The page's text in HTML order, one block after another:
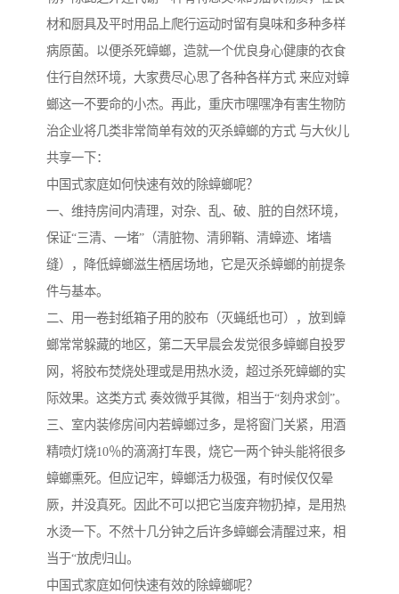
材和厨具及平时用品上爬行运动时留有臭味和多种多样
病原菌。以便杀死蟑螂，造就一个优良身心健康的衣食
住行自然环境，大家费尽心思了各种各样方式 来应对蟑
螂这一不要命的小杰。再此，重庆市嘿嘿净有害生物防
治企业将几类非常简单有效的灭杀蟑螂的方式 与大伙儿
共享一下：
中国式家庭如何快速有效的除蟑螂呢？
一、维持房间内清理，对杂、乱、破、脏的自然环境，
保证“三清、一堵”（清脏物、清卵鞘、清蟑迹、堵墙
缝），降低蟑螂滋生栖居场地，它是灭杀蟑螂的前提条
件与基本。
二、用一卷封纸箱子用的胶布（灭蝇纸也可），放到蟑
螂常常躲藏的地区，第二天早晨会发觉很多蟑螂自投罗
网，将胶布焚烧处理或是用热水烫，超过杀死蟑螂的实
际效果。这类方式 奏效微乎其微，相当于“刻舟求剑”。
三、室内装修房间内若蟑螂过多，是将窗门关紧，用酒
精喷灯烧10％的滴滴打车畏，烧它一两个钟头能将很多
蟑螂熏死。但应记牢，蟑螂活力极强，有时候仅仅晕
厥，并没真死。因此不可以把它当废弃物扔掉，是用热
水烫一下。不然十几分钟之后许多蟑螂会清醒过来，相
当于“放虎归山。
中国式家庭如何快速有效的除蟑螂呢？